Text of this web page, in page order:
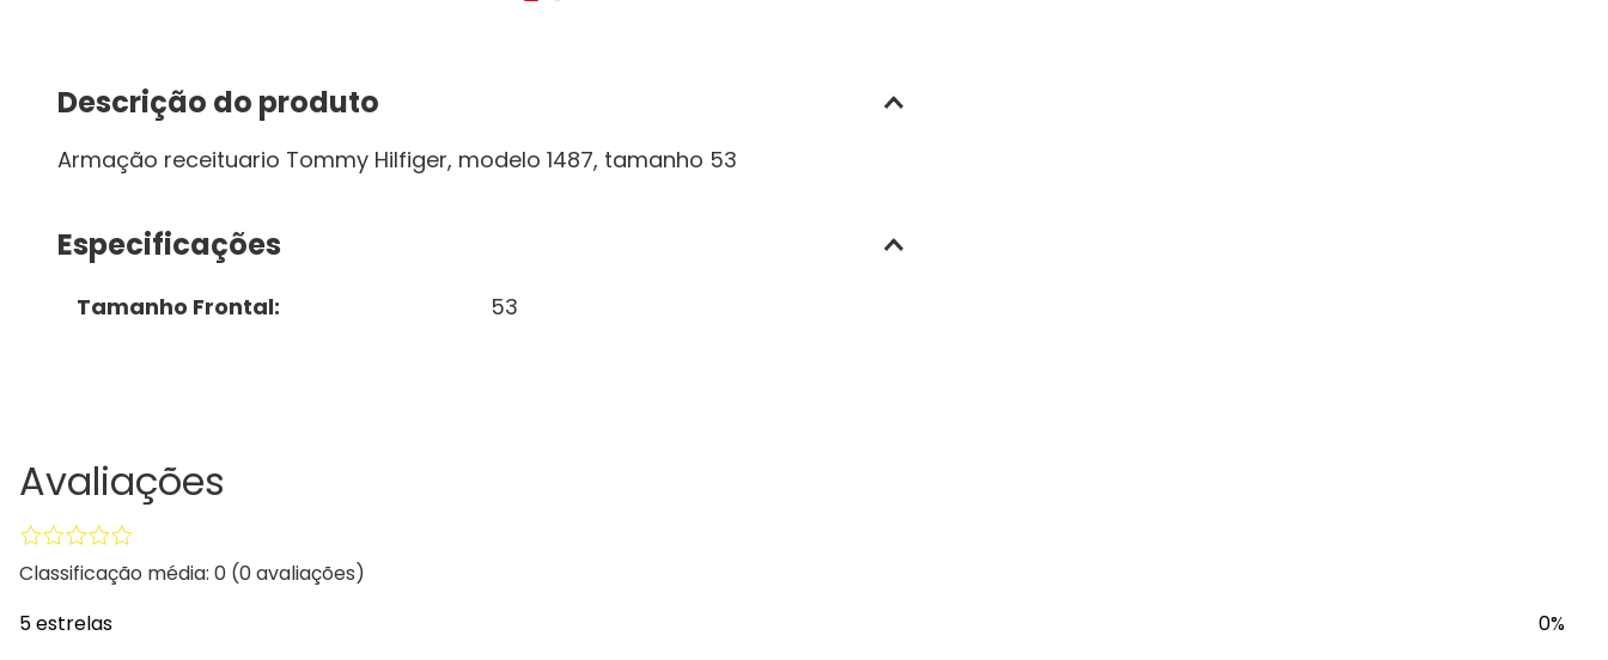
Descrição do produto
Armação receituario Tommy Hilfiger, modelo 1487, tamanho 53
Especificações
Tamanho Frontal: 53
Avaliações
Classificação média: 0 (0 avaliações)
5 estrelas
0%